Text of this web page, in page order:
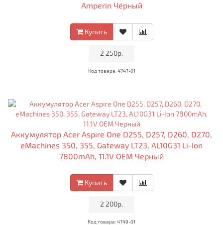
Amperin Чёрный
Купить
2 250р.
Код товара: 4747-01
Аккумулятор Acer Aspire One D255, D257, D260, D270,
eMachines 350, 355, Gateway LT23, AL10G31 Li-Ion
7800mAh, 11.1V OEM Черный
Купить
2 200р.
Код товара: 4749-01